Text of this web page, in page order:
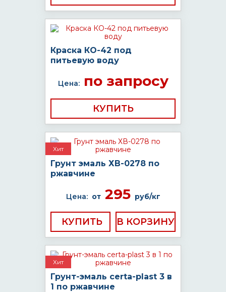
Краска КО-42 под
питьевую воду
Цена:по запросу
КУПИТЬ
Хит
Грунт эмаль ХВ-0278 по
ржавчине
Цена: от295 руб/кг
КУПИТЬ
Хит
Грунт-эмаль certa-plast 3 в
1 по ржавчине